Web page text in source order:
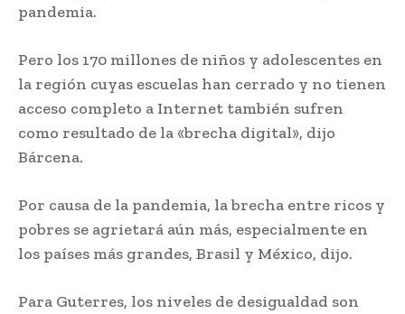
pandemia.
Pero los 170 millones de niños y adolescentes en
la región cuyas escuelas han cerrado y no tienen
acceso completo a Internet también sufren
como resultado de la «brecha digital», dijo
Bárcena.
Por causa de la pandemia, la brecha entre ricos y
pobres se agrietará aún más, especialmente en
los países más grandes, Brasil y México, dijo.
Para Guterres, los niveles de desigualdad son